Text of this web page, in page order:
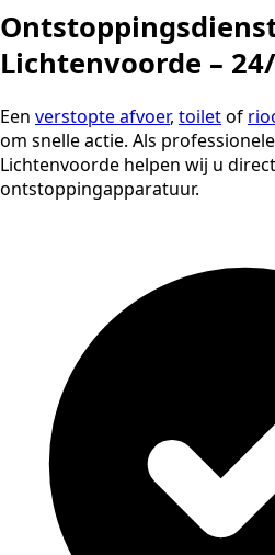
Lichtenvoorde –
Een verstopte afvoer, toiletof
om snelle actie. Als
Lichtenvoorde helpen wij u
ontstoppingapparatuur.